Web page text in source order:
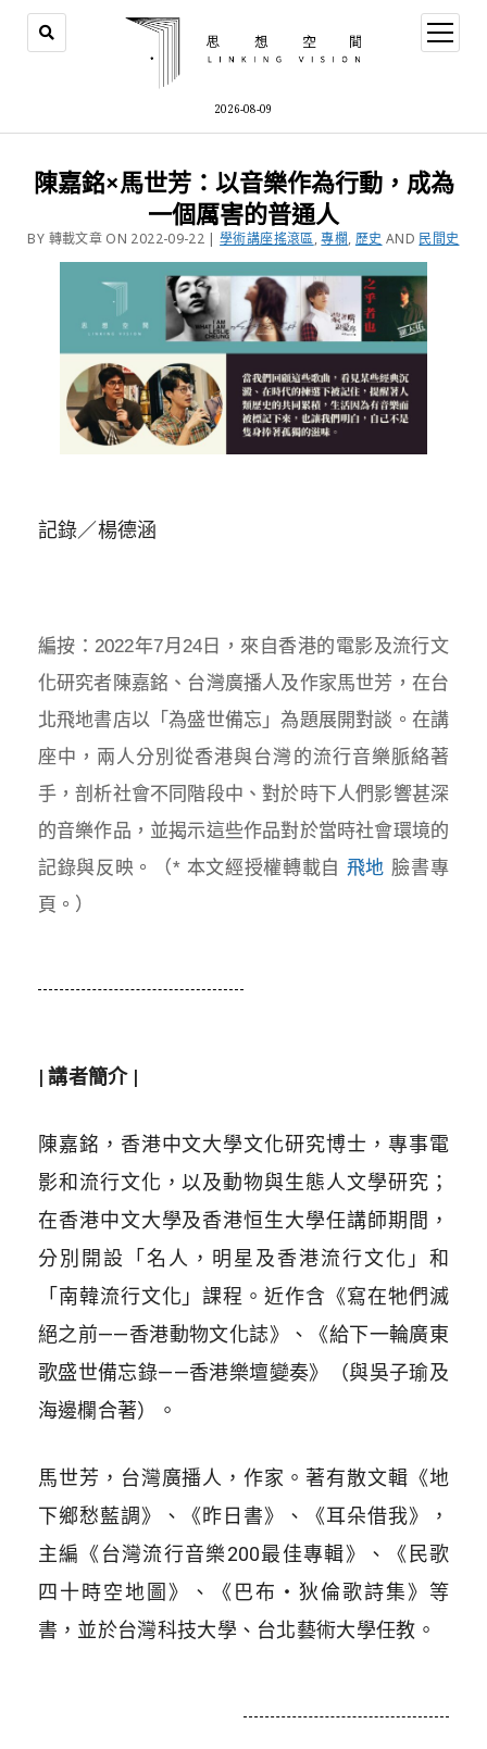
2026-08-09
陳嘉銘×馬世芳：以音樂作為行動，成為
一個厲害的普通人
BY 轉載文章 ON 2022-09-22 |學術講座搖滾區,專欄, 歷史 AND 民間史
記錄／楊德涵
編按：2022年7月24日，來自香港的電影及流行文
化研究者陳嘉銘、台灣廣播人及作家馬世芳，在台
北飛地書店以「為盛世備忘」為題展開對談。在講
座中，兩人分別從香港與台灣的流行音樂脈絡著
手，剖析社會不同階段中、對於時下人們影響甚深
的音樂作品，並揭示這些作品對於當時社會環境的
記錄與反映。（* 本文經授權轉載自 飛地 臉書專
頁。）
| 講者簡介 |
陳嘉銘，香港中文大學文化研究博士，專事電
影和流行文化，以及動物與生態人文學研究；
在香港中文大學及香港恒生大學任講師期間，
分別開設「名人，明星及香港流行文化」和
「南韓流行文化」課程。近作含《寫在牠們滅
絕之前——香港動物文化誌》、《給下一輪廣東
歌盛世備忘錄——香港樂壇變奏》（與吳子瑜及
海邊欄合著）。
馬世芳，台灣廣播人，作家。著有散文輯《地
下鄉愁藍調》、《昨日書》、《耳朵借我》，
主編《台灣流行音樂200最佳專輯》、《民歌
四十時空地圖》、《巴布‧狄倫歌詩集》等
書，並於台灣科技大學、台北藝術大學任教。